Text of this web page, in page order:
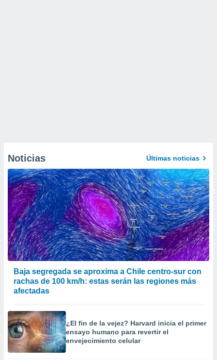
Noticias Últimas noticias
Baja segregada se aproxima a Chile centro-sur con
rachas de 100 km/h: estas serán las regiones más
afectadas
¿El fin de la vejez? Harvard inicia el primer
ensayo humano para revertir el
envejecimiento celular